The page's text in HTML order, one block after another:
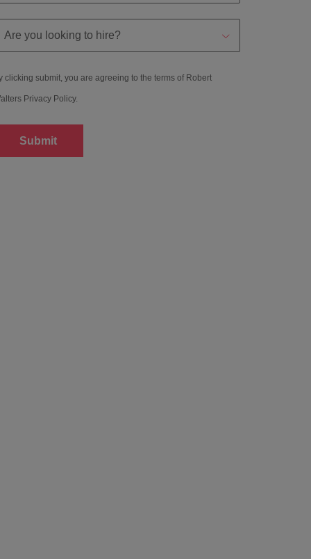
clicking submit, you are agreeing to the terms of Robert
Privacy Policy.
Submit